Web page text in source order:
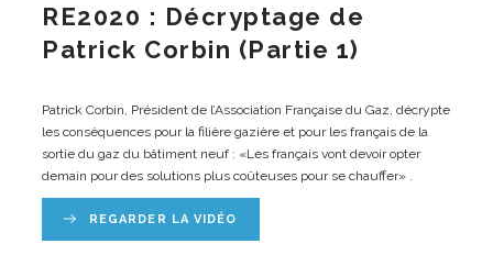
RE2020 : Décryptage de
Patrick Corbin (Partie 1)
Patrick Corbin, Président de l’Association Française du Gaz, décrypte
les conséquences pour la filière gazière et pour les français de la
sortie du gaz du bâtiment neuf : «Les français vont devoir opter
demain pour des solutions plus coûteuses pour se chauffer» .
REGARDER LA VIDÉO